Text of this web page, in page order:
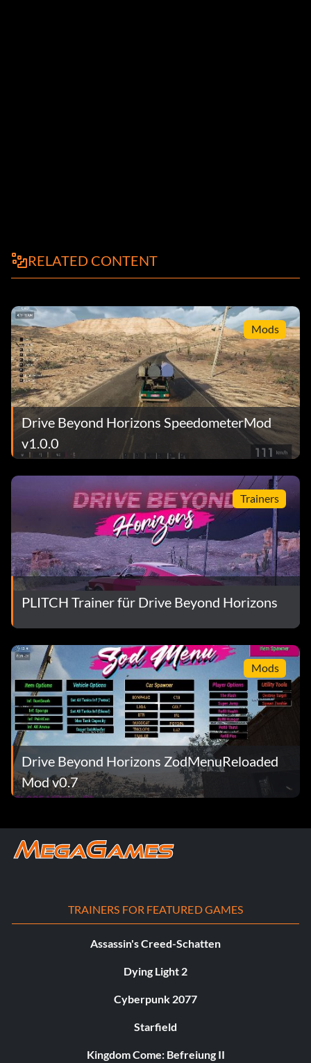
RELATED CONTENT
Mods
Drive Beyond Horizons SpeedometerMod
v1.0.0
Trainers
PLITCH Trainer für Drive Beyond Horizons
Mods
Drive Beyond Horizons ZodMenuReloaded
Mod v0.7
TRAINERS FOR FEATURED GAMES
Assassin's Creed-Schatten
Dying Light 2
Cyberpunk 2077
Starfield
Kingdom Come: Befreiung II